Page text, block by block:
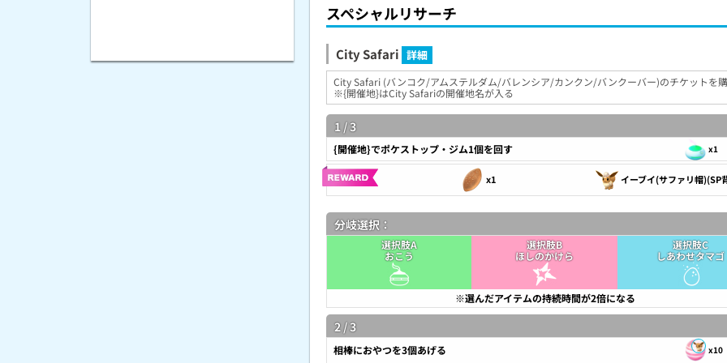
スペシャルリサーチ
City Safari 詳細
City Safari (バンコク/アムステルダム/バレンシア/カンクン/バンクーバー)のチケットを
※{開催地}はCity Safariの開催地名が入る
1 / 3
{開催地}でポケストップ・ジム1個を回す x1
x1 イーブイ(サファリ帽)(SP
分岐選択：
選択肢A
おこう
選択肢B
ほしのかけら
選択肢C
しあわせタマゴ
※選んだアイテムの持続時間が2倍になる
2 / 3
相棒におやつを3個あげる x10